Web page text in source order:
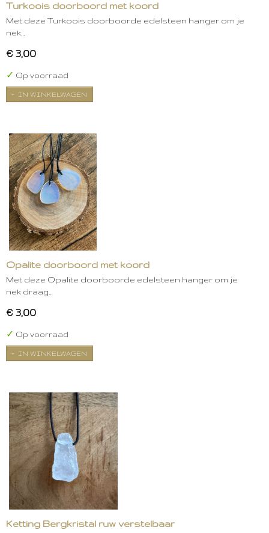
Turkoois doorboord met koord
Met deze Turkoois doorboorde edelsteen hanger om je
nek…
€ 3,00
✓ Op voorraad
IN WINKELWAGEN
Opalite doorboord met koord
Met deze Opalite doorboorde edelsteen hanger om je
nek draag…
€ 3,00
✓ Op voorraad
IN WINKELWAGEN
Ketting Bergkristal ruw verstelbaar